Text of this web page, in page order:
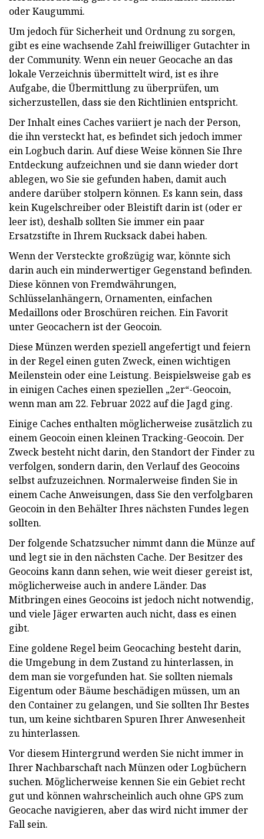
oder Kaugummi.
Um jedoch für Sicherheit und Ordnung zu sorgen,
gibt es eine wachsende Zahl freiwilliger Gutachter in
der Community. Wenn ein neuer Geocache an das
lokale Verzeichnis übermittelt wird, ist es ihre
Aufgabe, die Übermittlung zu überprüfen, um
sicherzustellen, dass sie den Richtlinien entspricht.
Der Inhalt eines Caches variiert je nach der Person,
die ihn versteckt hat, es befindet sich jedoch immer
ein Logbuch darin. Auf diese Weise können Sie Ihre
Entdeckung aufzeichnen und sie dann wieder dort
ablegen, wo Sie sie gefunden haben, damit auch
andere darüber stolpern können. Es kann sein, dass
kein Kugelschreiber oder Bleistift darin ist (oder er
leer ist), deshalb sollten Sie immer ein paar
Ersatzstifte in Ihrem Rucksack dabei haben.
Wenn der Versteckte großzügig war, könnte sich
darin auch ein minderwertiger Gegenstand befinden.
Diese können von Fremdwährungen,
Schlüsselanhängern, Ornamenten, einfachen
Medaillons oder Broschüren reichen. Ein Favorit
unter Geocachern ist der Geocoin.
Diese Münzen werden speziell angefertigt und feiern
in der Regel einen guten Zweck, einen wichtigen
Meilenstein oder eine Leistung. Beispielsweise gab es
in einigen Caches einen speziellen „2er“-Geocoin,
wenn man am 22. Februar 2022 auf die Jagd ging.
Einige Caches enthalten möglicherweise zusätzlich zu
einem Geocoin einen kleinen Tracking-Geocoin. Der
Zweck besteht nicht darin, den Standort der Finder zu
verfolgen, sondern darin, den Verlauf des Geocoins
selbst aufzuzeichnen. Normalerweise finden Sie in
einem Cache Anweisungen, dass Sie den verfolgbaren
Geocoin in den Behälter Ihres nächsten Fundes legen
sollten.
Der folgende Schatzsucher nimmt dann die Münze auf
und legt sie in den nächsten Cache. Der Besitzer des
Geocoins kann dann sehen, wie weit dieser gereist ist,
möglicherweise auch in andere Länder. Das
Mitbringen eines Geocoins ist jedoch nicht notwendig,
und viele Jäger erwarten auch nicht, dass es einen
gibt.
Eine goldene Regel beim Geocaching besteht darin,
die Umgebung in dem Zustand zu hinterlassen, in
dem man sie vorgefunden hat. Sie sollten niemals
Eigentum oder Bäume beschädigen müssen, um an
den Container zu gelangen, und Sie sollten Ihr Bestes
tun, um keine sichtbaren Spuren Ihrer Anwesenheit
zu hinterlassen.
Vor diesem Hintergrund werden Sie nicht immer in
Ihrer Nachbarschaft nach Münzen oder Logbüchern
suchen. Möglicherweise kennen Sie ein Gebiet recht
gut und können wahrscheinlich auch ohne GPS zum
Geocache navigieren, aber das wird nicht immer der
Fall sein.